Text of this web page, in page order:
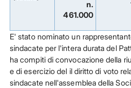
n.
461.000
E' stato nominato un
sindacate per l'intera durata del
ha compiti di convocazione della
e di esercizio del il diritto di voto
sindacate nell'assemblea della